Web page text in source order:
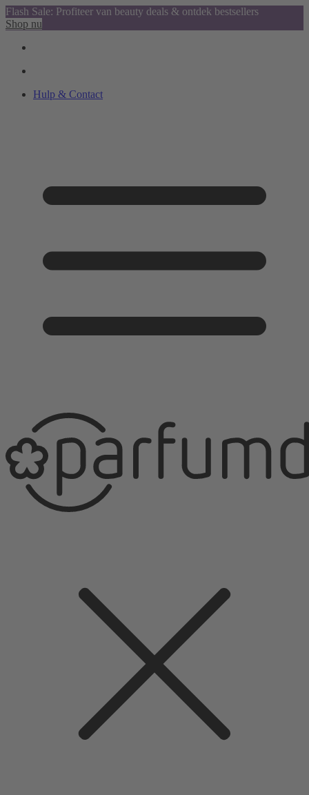
Flash Sale: Profiteer van beauty deals & ontdek bestsellers
Shop nu
Hulp & Contact